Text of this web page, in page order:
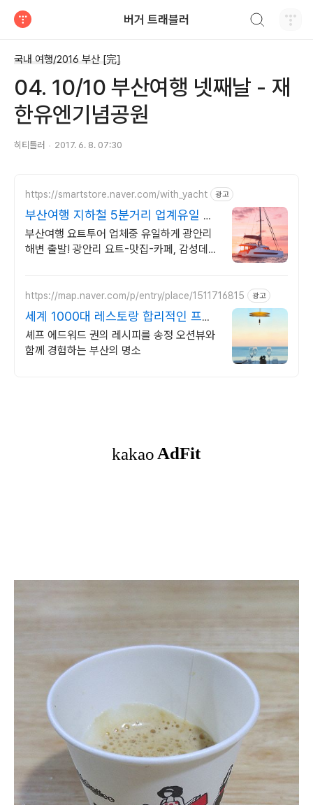
버거 트래블러
국내 여행/2016 부산 [完]
04. 10/10 부산여행 넷째날 - 재
한유엔기념공원
히티틀러 2017. 6. 8. 07:30
https://smartstore.naver.com/with_yacht 광고
부산여행 지하철 5분거리 업계유일 광
안리해변 출발!
부산여행 요트투어 업체중 유일하게 광안리
해변 출발! 광안리 요트-맛집-카페, 감성데이
https://map.naver.com/p/entry/place/1511716815 광고
세계 1000대 레스토랑 합리적인 프렌
치 파인다이닝
셰프 에드워드 권의 레시피를 송정 오션뷰와
함께 경험하는 부산의 명소